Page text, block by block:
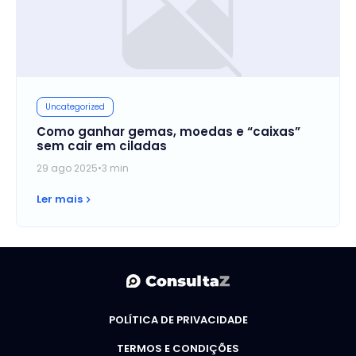
Uncategorized
Como ganhar gemas, moedas e “caixas”
sem cair em ciladas
29 ago 2025•3 min
Ler mais
POLÍTICA DE PRIVACIDADE
TERMOS E CONDIÇÕES